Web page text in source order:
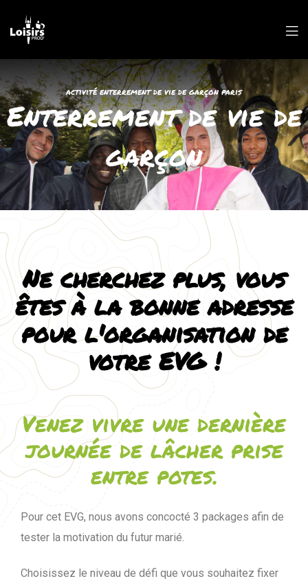
activité enterrement de vie de garçon paris
Enterrement de vie de
garçon
Ne cherchez plus, vous
êtes à la bonne adresse
pour l'organisation de
votre EVG !
Venez vivre une dernière
journée de lâcher prise
entre potes.
Pour cet EVG, nous avons concocté 3 packages afin de
tester la motivation du futur marié.
Choisissez le niveau de défi que vous souhaitez fixer